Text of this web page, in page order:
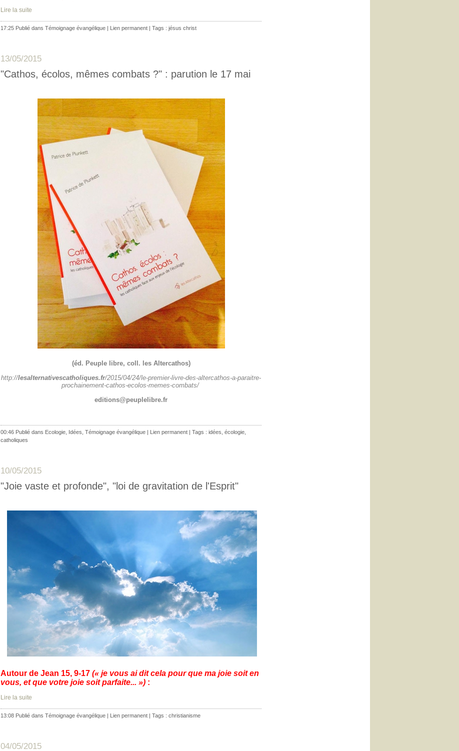
Lire la suite
17:25 Publié dans Témoignage évangélique Lien permanent | Tags : jésus christ
13/05/2015
"Cathos, écolos, mêmes combats ?" : parution le 17 mai
(éd. Peuple libre, coll. les Altercathos)
http://lesalternativescatholiques.fr/2015/04/24/le-premier-livre-des-altercathos-a-paraitre-
prochainement-cathos-ecolos-memes-combats/
editions@peuplelibre.fr
00:46 Publié dans Ecologie Idées Témoignage évangélique | Lien permanent | Tags : idées écologie
catholiques
10/05/2015
"Joie vaste et profonde", "loi de gravitation de l'Esprit"
Autour de Jean 15, 9-17 (« je vous ai dit cela pour que ma joie soit en
vous, et que votre joie soit parfaite... ») :
Lire la suite
13:08 Publié dans Témoignage évangélique | Lien permanent | Tags : christianisme
04/05/2015